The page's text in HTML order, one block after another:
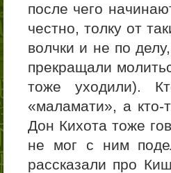
после чего
честно, толку от
волчки и не по
прекращали
тоже уходили).
«маламати», а
Дон Кихота тоже
не мог с ним
рассказали про